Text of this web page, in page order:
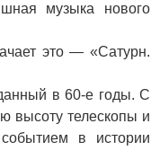
музыка нового
это — «Сатурн.
в 60-е годы. С
высоту телескопы и
в истории